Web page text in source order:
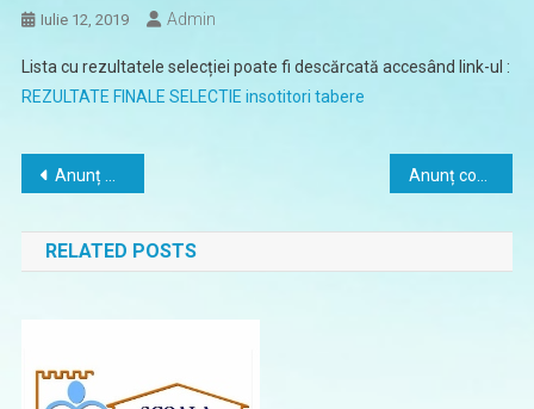
Iulie 12, 2019 Admin
Lista cu rezultatele selecției poate fi descărcată accesând link-ul :
REZULTATE FINALE SELECTIE insotitori tabere
Navigare
în
articole
Anunț Apel 3 – Selecție Externă
RELATED POSTS